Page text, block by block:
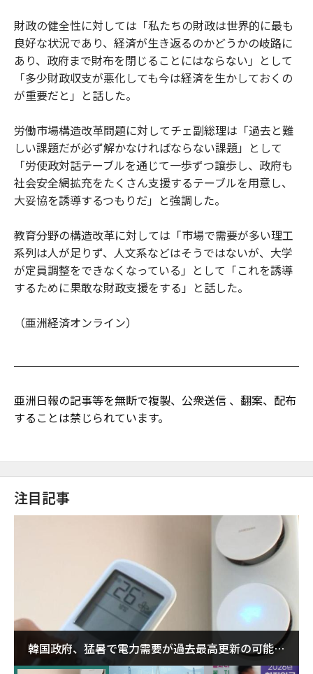
財政の健全性に対しては「私たちの財政は世界的に最も
良好な状況であり、経済が生き返るのかどうかの岐路に
あり、政府まで財布を閉じることにはならない」として
「多少財政収支が悪化しても今は経済を生かしておくの
が重要だと」と話した。
労働市場構造改革問題に対してチェ副総理は「過去と難
しい課題だが必ず解かなければならない課題」として
「労使政対話テーブルを通じて一歩ずつ譲歩し、政府も
社会安全網拡充をたくさん支援するテーブルを用意し、
大妥協を誘導するつもりだ」と強調した。
教育分野の構造改革に対しては「市場で需要が多い理工
系列は人が足りず、人文系などはそうではないが、大学
が定員調整をできなくなっている」として「これを誘導
するために果敢な財政支援をする」と話した。
（亜洲経済オンライン）
亜洲日報の記事等を無断で複製、公衆送信 、翻案、配布
することは禁じられています。
注目記事
韓国政府、猛暑で電力需要が過去最高更新の可能性